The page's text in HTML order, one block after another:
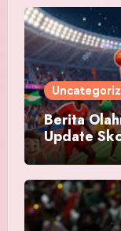
Berita
Update